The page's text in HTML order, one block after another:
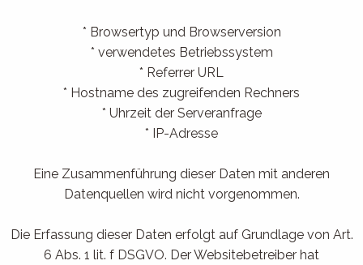
* Browsertyp und Browserversion
* verwendetes Betriebssystem
* Referrer URL
* Hostname des zugreifenden Rechners
* Uhrzeit der Serveranfrage
* IP-Adresse
Eine Zusammenführung dieser Daten mit anderen
Datenquellen wird nicht vorgenommen.
Die Erfassung dieser Daten erfolgt auf Grundlage von Art.
6 Abs. 1 lit. f DSGVO. Der Websitebetreiber hat